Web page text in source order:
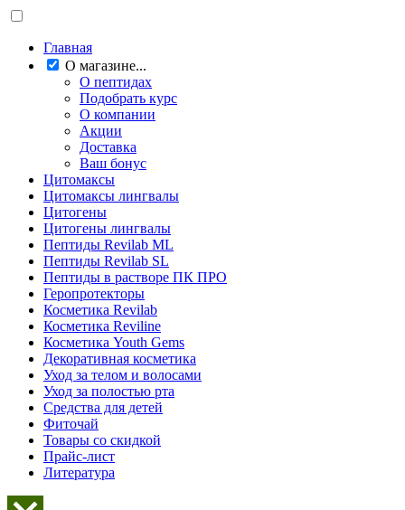
Главная
О магазине...
О пептидах
Подобрать курс
О компании
Акции
Доставка
Ваш бонус
Цитомаксы
Цитомаксы лингвалы
Цитогены
Цитогены лингвалы
Пептиды Revilab ML
Пептиды Revilab SL
Пептиды в растворе ПК ПРО
Геропротекторы
Косметика Revilab
Косметика Reviline
Косметика Youth Gems
Декоративная косметика
Уход за телом и волосами
Уход за полостью рта
Средства для детей
Фиточай
Товары со скидкой
Прайс-лист
Литература